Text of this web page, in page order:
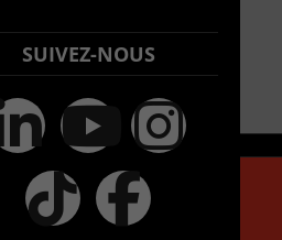
SUIVEZ-NOUS